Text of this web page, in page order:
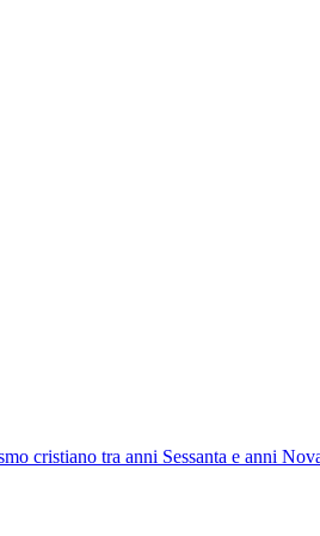
cristiano tra anni Sessanta e anni